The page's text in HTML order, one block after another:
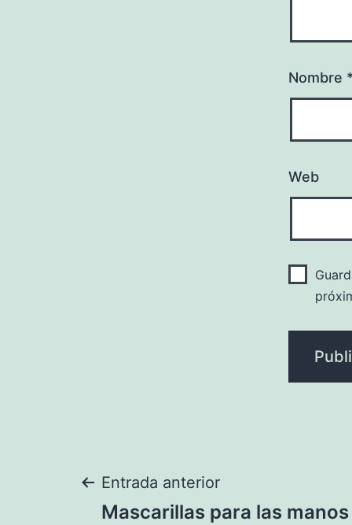
Nombre
Web
Navegación
Entrada anterior
Mascarillas para las manos